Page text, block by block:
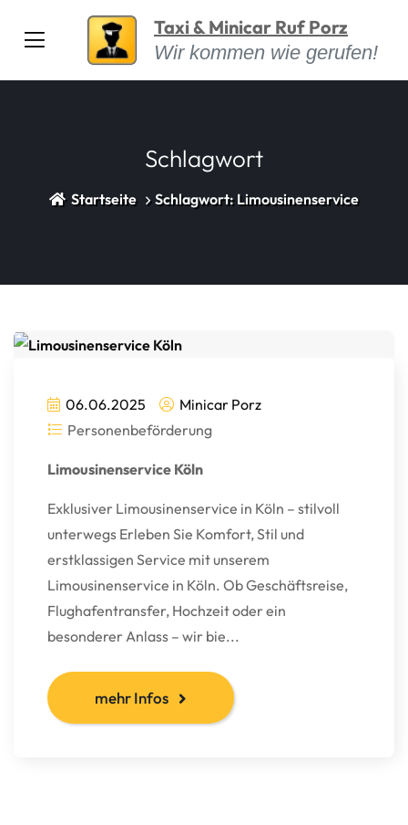
Taxi & Minicar Ruf Porz
Wir kommen wie gerufen!
Schlagwort
Startseite Schlagwort: Limousinenservice
06.06.2025
Minicar Porz
Personenbeförderung
Limousinenservice Köln
Exklusiver Limousinenservice in Köln – stilvoll
unterwegs Erleben Sie Komfort, Stil und
erstklassigen Service mit unserem
Limousinenservice in Köln. Ob Geschäftsreise,
Flughafentransfer, Hochzeit oder ein
besonderer Anlass – wir bie...
mehr Infos